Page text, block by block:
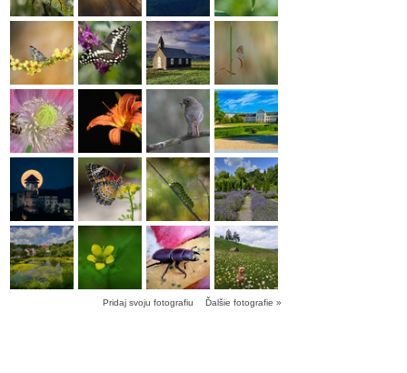
Pridaj svoju fotografiu Ďalšie fotografie »